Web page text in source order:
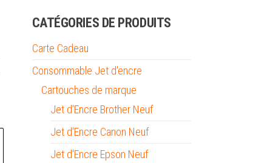
CATÉGORIES DE PRODUITS
Carte Cadeau
Consommable Jet d'encre
Cartouches de marque
Jet d'Encre Brother Neuf
Jet d'Encre Canon Neuf
Jet d'Encre Epson Neuf